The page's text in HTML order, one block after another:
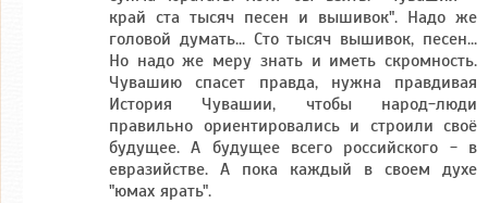
край ста тысяч песен и вышивок". Надо же
головой думать... Сто тысяч вышивок, песен...
Но надо же меру знать и иметь скромность.
Чувашию спасет правда, нужна правдивая
История Чувашии, чтобы народ-люди
правильно ориентировались и строили своё
будущее. А будущее всего российского - в
евразийстве. А пока каждый в своем духе
"юмах ярать".